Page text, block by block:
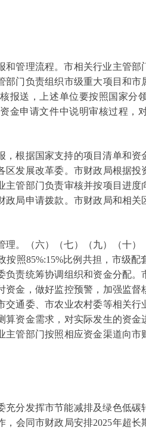
管理流程。市相关行业主管部
门负责组织市级重大项目和
报送，上述单位要按照国家分
金申请文件中说明审核过程，
根据国家支持的项目清单和资
发展改革委。市财政局根据
管部门负责审核并按项目进
局申请拨款。市财政局和相
。（六）（七）（九）（十）
照85%:15%比例共担，市级配
责统筹协调组织和资金分配。
资金，做好监控预警，加强监
交通委、市农业农村委等相关
算资金需求，对实际发生的资
主管部门按照相应资金渠道向
分发挥市节能减排及绿色低碳
会同市财政局安排2025年超